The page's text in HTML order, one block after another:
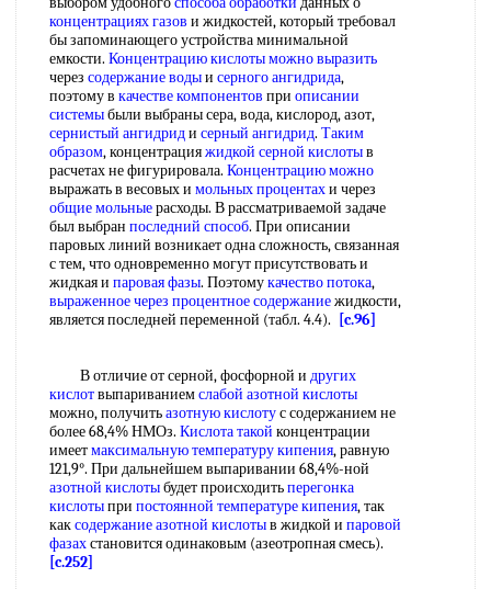
концентрациях газов и жидкостей, который требовал
бы запоминающего устройства минимальной
емкости. Концентрацию кислотыможно выразить
через содержание водыи серного ангидрида,
поэтому в качестве компонентов при описании
системыбыли выбраны сера, вода, кислород, азот,
сернистый ангидриди серный ангидрид. Таким
образом, концентрацияжидкой серной кислотыв
расчетах не фигурировала. Концентрацию можно
выражать в весовых и мольных процентахи через
общие мольныерасходы. В рассматриваемой задаче
был выбран последний способ. При описании
паровых линий возникает одна сложность, связанная
с тем, что одновременно могут присутствовать и
жидкая и паровая фазы. Поэтомукачество потока,
выраженное через процентное содержаниежидкости,
является последней переменной (табл. 4.4).
[c.96]
В отличие от серной, фосфорной и других
кислотвыпариваниемслабой азотной кислоты
можно, получитьазотную кислотус содержанием не
более 68,4% НМОз. Кислота такой концентрации
имеетмаксимальную температуру кипения, равную
121,9°. При дальнейшем выпаривании 68,4%-ной
азотной кислотыбудет происходитьперегонка
кислотыпри постоянной температуре кипения, так
каксодержание азотной кислотыв жидкой и паровой
фазахстановится одинаковым (азеотропная смесь).
[c.252]